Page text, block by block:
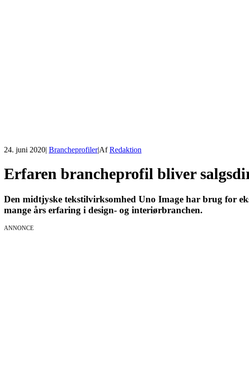
24. juni 2020| Brancheprofiler|AfRedaktion
Erfaren brancheprofil bliver
Den midtjyske tekstilvirksomhed Uno Image har brug for
mange års erfaring i design- og interiørbranchen.
ANNONCE